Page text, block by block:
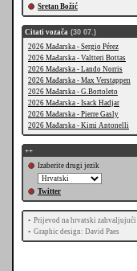
Sretan Božić
Citati vozača (30 07.)
2026 Mađarska - Sergio Pérez
2026 Mađarska - Valtteri Bottas
2026 Mađarska - Lando Norris
2026 Mađarska - Max Verstappen
2026 Mađarska - G.Bortoleto
2026 Mađarska - Isack Hadjar
2026 Mađarska - Pierre Gasly
2026 Mađarska - Kimi Antonelli
++
Izaberite drugi jezik
Twitter
• Prijevod na hrvatski zahvaljujući
• Graphic design: David Paes